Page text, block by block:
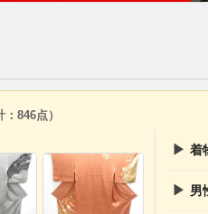
：846点）
▶ 着
▶ 男